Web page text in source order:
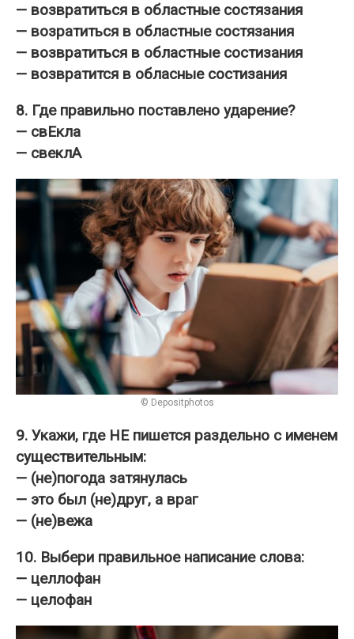
— возвратиться в областные состязания
— возратиться в областные состязания
— возвратиться в областные состизания
— возвратится в обласные состизания
8. Где правильно поставлено ударение?
— свЕкла
— свеклА
© Depositphotos
9. Укажи, где НЕ пишется раздельно с именем
существительным:
— (не)погода затянулась
— это был (не)друг, а враг
— (не)вежа
10. Выбери правильное написание слова:
— целлофан
— целофан